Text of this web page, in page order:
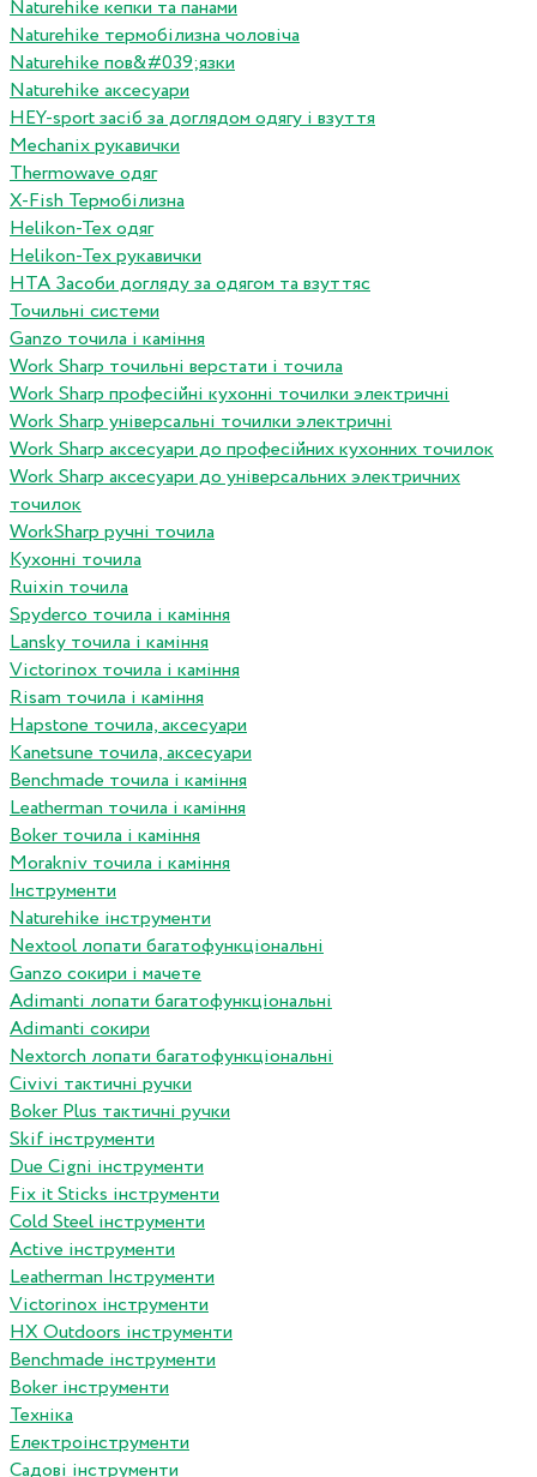
Naturehike кепки та панами
Naturehike термобілизна чоловіча
Naturehike пов&#039;язки
Naturehike аксесуари
HEY-sport засіб за доглядом одягу і взуття
Mechanix рукавички
Thermowave одяг
X-Fish Термобілизна
Helikon-Tex одяг
Helikon-Tex рукавички
HTA Засоби догляду за одягом та взуттяс
Точильні системи
Ganzo точила і каміння
Work Sharp точильні верстати і точила
Work Sharp професiйнi кухоннi точилки электричнi
Work Sharp унiверсальнi точилки электричнi
Work Sharp аксесуари до професiйних кухонних точилок
Work Sharp аксесуари до унiверсальних электричних
точилок
WorkSharp ручні точила
Кухонні точила
Ruixin точила
Spyderco точила і каміння
Lansky точила і каміння
Victorinox точила і каміння
Risam точила і каміння
Hapstone точила, аксесуари
Kanetsune точила, аксесуари
Benchmade точила і каміння
Leatherman точила і каміння
Boker точила і каміння
Morakniv точила і каміння
Інструменти
Naturehike інструменти
Nextool лопати багатофункціональні
Ganzo сокири і мачете
Adimanti лопати багатофункціональні
Adimanti сокири
Nextorch лопати багатофункціональні
Сivivi тактичні ручки
Boker Plus тактичні ручки
Skif інструменти
Due Cigni інструменти
Fix it Sticks інструменти
Сold Steel інструменти
Active інструменти
Leatherman Інструменти
Victorinox інструменти
HX Outdoors інструменти
Benchmade інструменти
Boker інструменти
Техніка
Електроінструменти
Садові інструменти